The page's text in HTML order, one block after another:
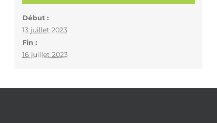
Début :
13 juillet 2023
Fin :
16 juillet 2023